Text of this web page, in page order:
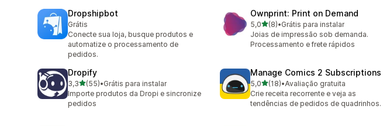
Dropshipbot
Grátis
Conecte sua loja, busque produtos e
automatize o processamento de
pedidos.
Ownprint: Print on Demand
5,0de 5 estrelas
(8)
8 avaliações ao todo
•Grátis para instalar
Joias de impressão sob demanda.
Processamento e frete rápidos
Dropify
3,3de 5 estrelas
(55)
55 avaliações ao todo
•Grátis para instalar
Importe produtos da Dropi e sincronize
pedidos
Manage Comics 2 Subscriptions
5,0de 5 estrelas
(18)
18 avaliações ao todo
•Avaliação gratuita
Crie receita recorrente e veja as
tendências de pedidos de quadrinhos.